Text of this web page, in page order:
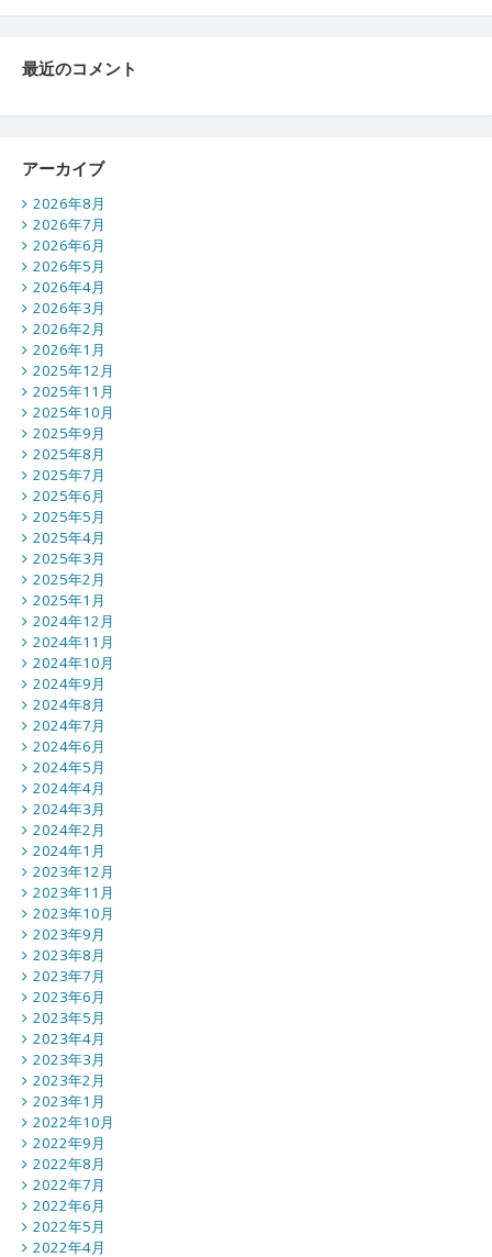
最近のコメント
アーカイブ
2026年8月
2026年7月
2026年6月
2026年5月
2026年4月
2026年3月
2026年2月
2026年1月
2025年12月
2025年11月
2025年10月
2025年9月
2025年8月
2025年7月
2025年6月
2025年5月
2025年4月
2025年3月
2025年2月
2025年1月
2024年12月
2024年11月
2024年10月
2024年9月
2024年8月
2024年7月
2024年6月
2024年5月
2024年4月
2024年3月
2024年2月
2024年1月
2023年12月
2023年11月
2023年10月
2023年9月
2023年8月
2023年7月
2023年6月
2023年5月
2023年4月
2023年3月
2023年2月
2023年1月
2022年10月
2022年9月
2022年8月
2022年7月
2022年6月
2022年5月
2022年4月